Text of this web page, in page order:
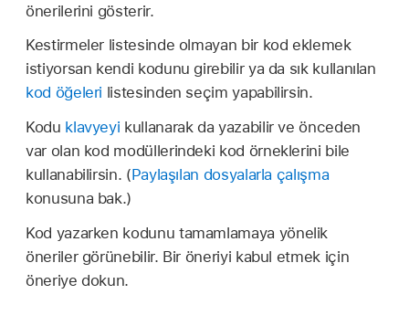
önerilerini gösterir.
Kestirmeler listesinde olmayan bir kod eklemek
istiyorsan kendi kodunu girebilir ya da sık kullanılan
kod öğeleri listesinden seçim yapabilirsin.
Kodu klavyeyi kullanarak da yazabilir ve önceden
var olan kod modüllerindeki kod örneklerini bile
kullanabilirsin. (Paylaşılan dosyalarla çalışma
konusuna bak.)
Kod yazarken kodunu tamamlamaya yönelik
öneriler görünebilir. Bir öneriyi kabul etmek için
öneriye dokun.